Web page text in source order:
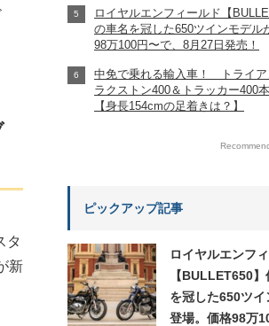
タ
新
【Honda2026新車ニュース】
ロイヤルエンフィールド【
の車名を冠した650ツインモデル
98万100円〜で、8月27日発売！
中免で乗れる輸入車！ トライア
ラクストン400＆トラッカー400
【身長154cmの足着きは？】
ピックアップ記事
ロイヤルエンフ
【BULLET650
を冠した650ツ
登場。価格98万